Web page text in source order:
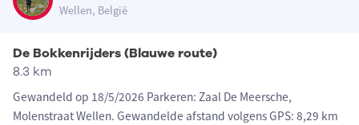
Wellen, België
De Bokkenrijders (Blauwe route)
8.3 km
Gewandeld op 18/5/2026 Parkeren: Zaal De Meersche,
Molenstraat Wellen. Gewandelde afstand volgens GPS: 8,29 km